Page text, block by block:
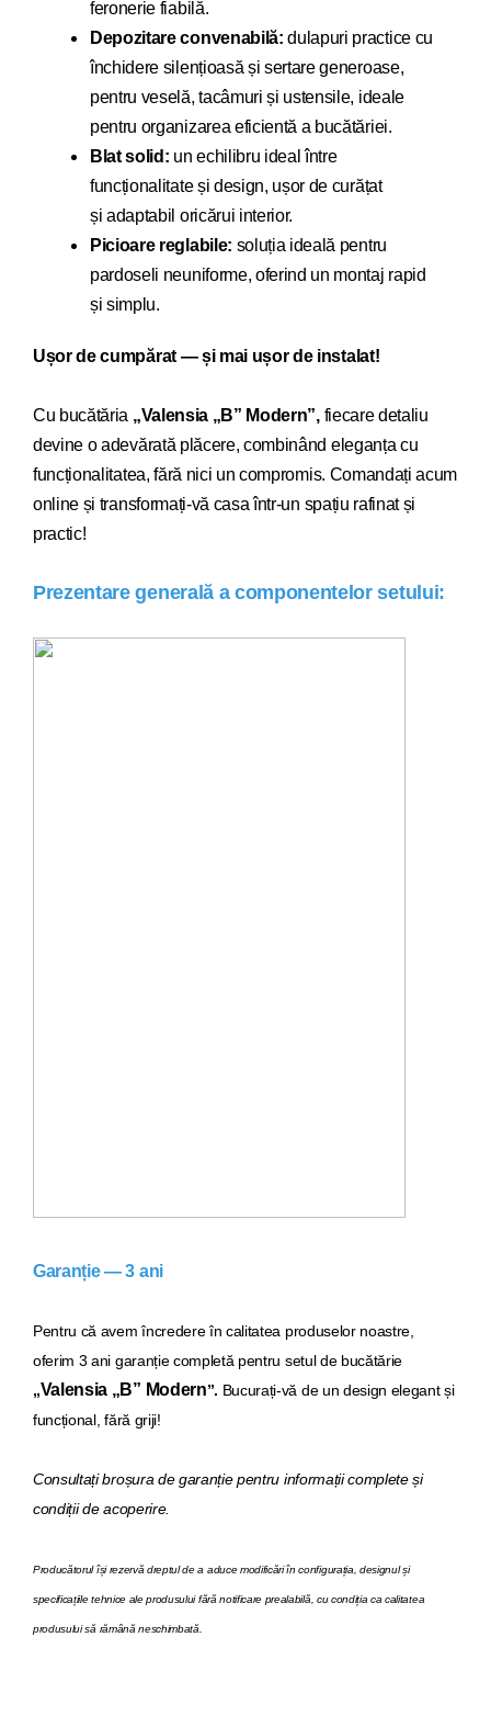
feronerie fiabilă.
Depozitare convenabilă:dulapuri practice cu
închidere silențioasă și sertare generoase,
pentru veselă, tacâmuri și ustensile, ideale
pentru organizarea eficientă a bucătăriei.
Blat solid: un echilibru ideal între
funcționalitate și design, ușor de curățat
și adaptabil oricărui interior.
Picioare reglabile: soluția ideală pentru
pardoseli neuniforme, oferind un montaj rapid
și simplu.
Ușor de cumpărat — și mai ușor de instalat!
Cu bucătăria „Valensia „B” Modern”,fiecare detaliu
devine o adevărată plăcere, combinând eleganța cu
funcționalitatea, fără nici un compromis. Comandați acum
online și transformați-vă casa într-un spațiu rafinat și
practic!
Prezentare generală a componentelor setului:
Garanție — 3 ani
Pentru că avem încredere în calitatea produselor noastre,
oferim 3 ani garanție completă pentru setul de bucătărie
„Valensia „B” Modern”. Bucurați-vă de un design elegant și
funcțional, fără griji!
Consultați broșura de garanție pentru informații complete și
condiții de acoperire.
Producătorul își rezervă dreptul de a aduce modificări în configurația, designul și
specificațiile tehnice ale produsului fără notificare prealabilă, cu condiția ca calitatea
produsului să rămână neschimbată.